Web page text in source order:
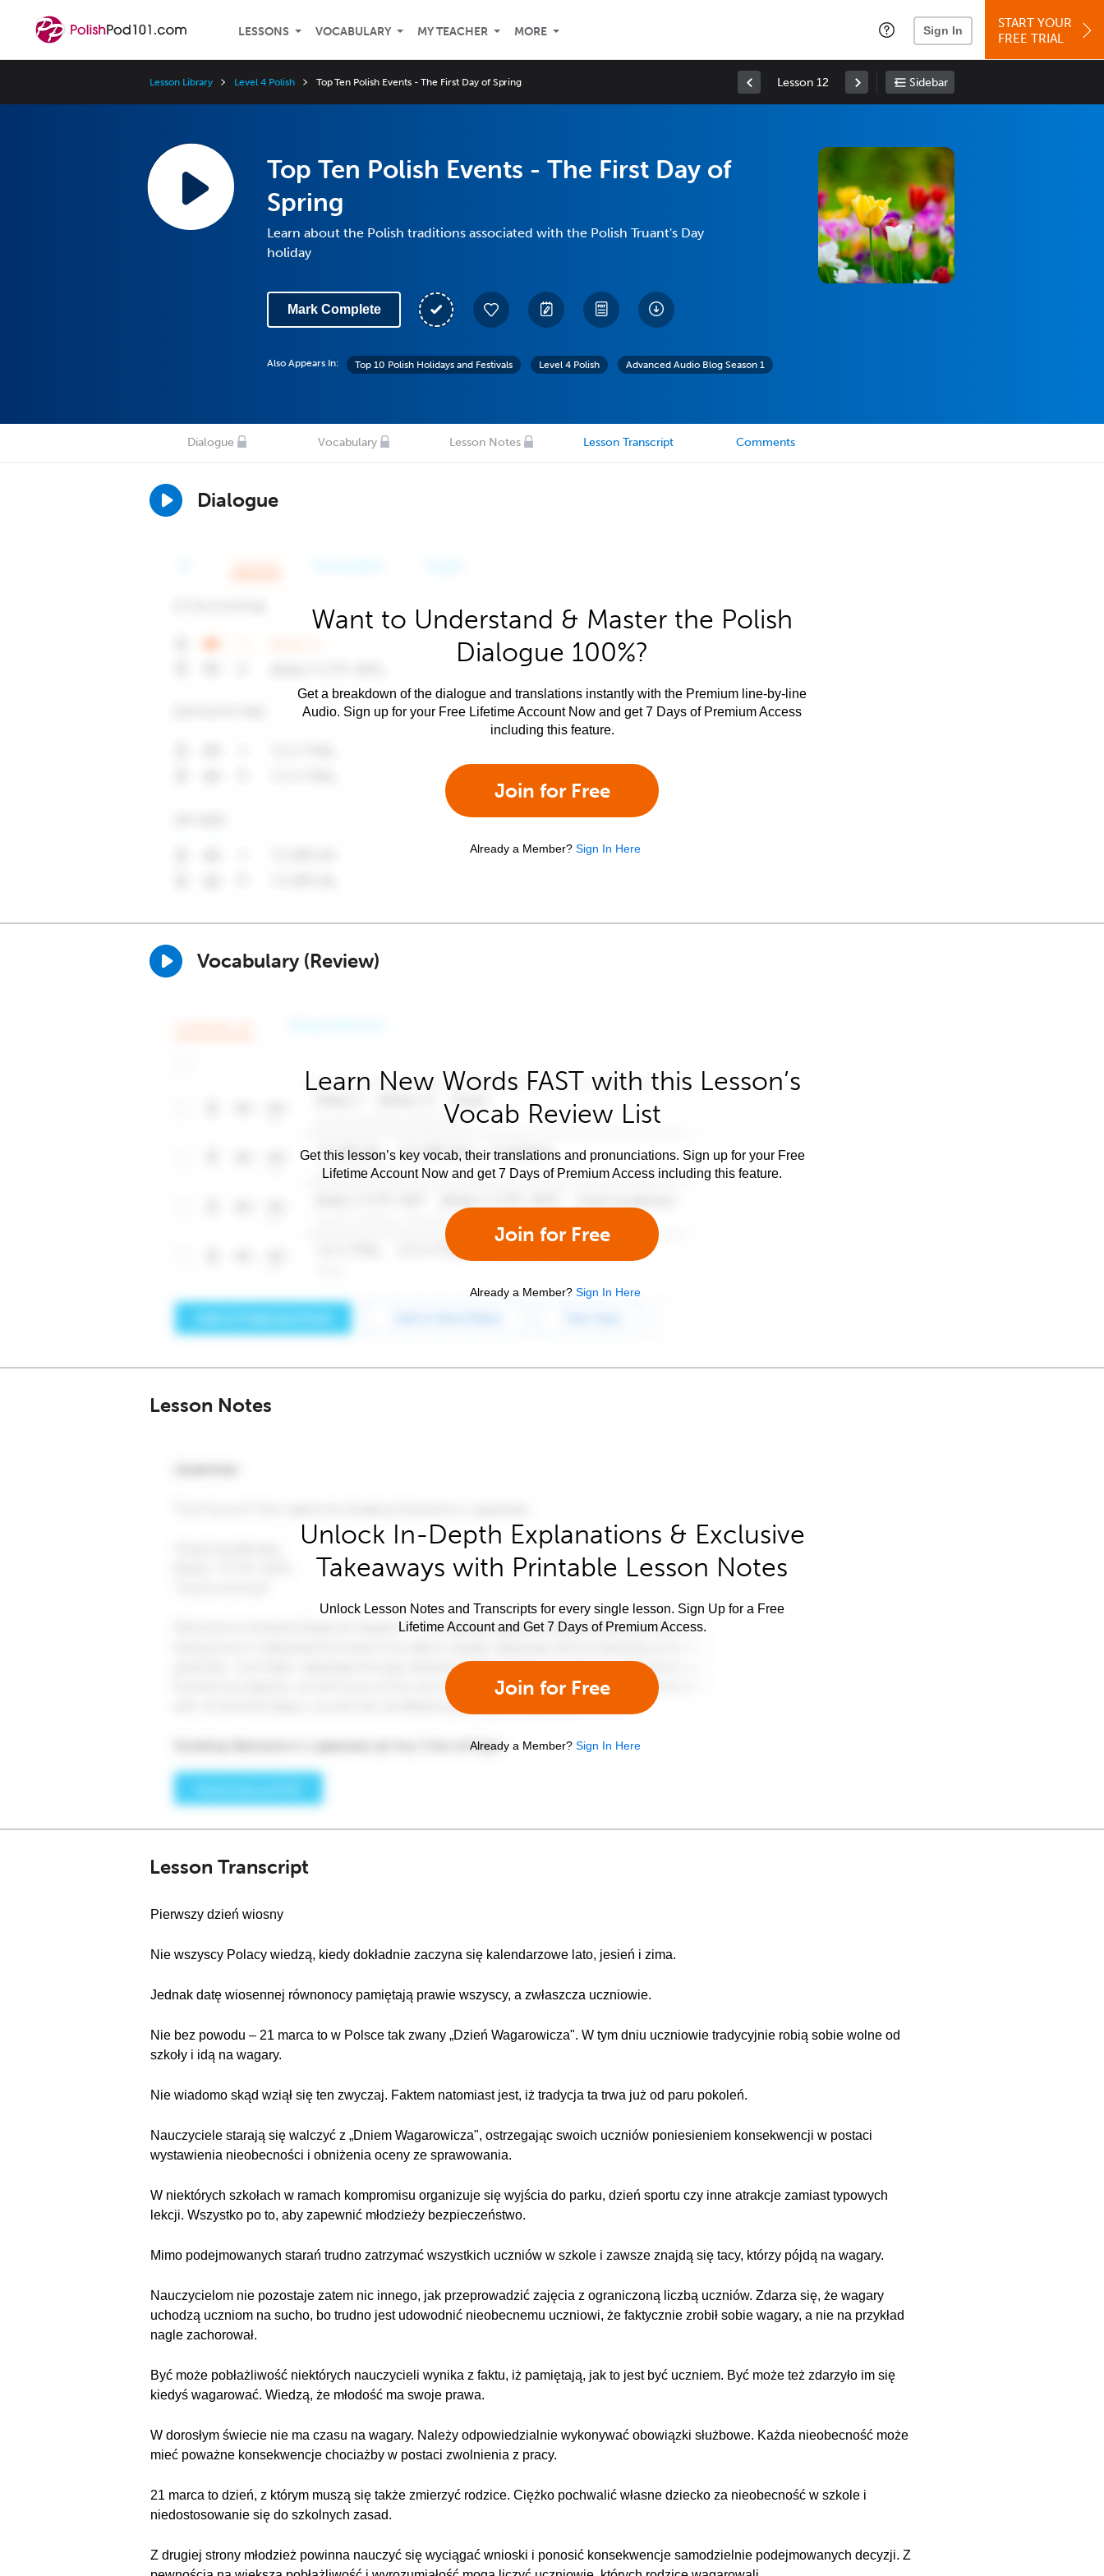
LESSONS VOCABULARY MY TEACHER MORE Sign In
START YOUR
FREE TRIAL
Lesson Library Level 4 Polish Top Ten Polish Events - The First Day of Spring Lesson 12 Sidebar
Top Ten Polish Events - The First Day of
Spring
Learn about the Polish traditions associated with the Polish Truant's Day
holiday
Mark Complete
Also Appears In: Top 10 Polish Holidays and Festivals Level 4 Polish Advanced Audio Blog Season 1
Dialogue Vocabulary Lesson Notes Lesson Transcript Comments
Dialogue
Want to Understand & Master the Polish
Dialogue 100%?
Get a breakdown of the dialogue and translations instantly with the Premium line-by-line
Audio. Sign up for your Free Lifetime Account Now and get 7 Days of Premium Access
including this feature.
Join for Free
Already a Member? Sign In Here
Vocabulary (Review)
Learn New Words FAST with this Lesson’s
Vocab Review List
Get this lesson’s key vocab, their translations and pronunciations. Sign up for your Free
Lifetime Account Now and get 7 Days of Premium Access including this feature.
Join for Free
Already a Member? Sign In Here
Lesson Notes
Unlock In-Depth Explanations & Exclusive
Takeaways with Printable Lesson Notes
Unlock Lesson Notes and Transcripts for every single lesson. Sign Up for a Free
Lifetime Account and Get 7 Days of Premium Access.
Join for Free
Already a Member? Sign In Here
Lesson Transcript
Pierwszy dzień wiosny
Nie wszyscy Polacy wiedzą, kiedy dokładnie zaczyna się kalendarzowe lato, jesień i zima.
Jednak datę wiosennej równonocy pamiętają prawie wszyscy, a zwłaszcza uczniowie.
Nie bez powodu – 21 marca to w Polsce tak zwany „Dzień Wagarowicza". W tym dniu uczniowie tradycyjnie robią sobie wolne od
szkoły i idą na wagary.
Nie wiadomo skąd wziął się ten zwyczaj. Faktem natomiast jest, iż tradycja ta trwa już od paru pokoleń.
Nauczyciele starają się walczyć z „Dniem Wagarowicza", ostrzegając swoich uczniów poniesieniem konsekwencji w postaci
wystawienia nieobecności i obniżenia oceny ze sprawowania.
W niektórych szkołach w ramach kompromisu organizuje się wyjścia do parku, dzień sportu czy inne atrakcje zamiast typowych
lekcji. Wszystko po to, aby zapewnić młodzieży bezpieczeństwo.
Mimo podejmowanych starań trudno zatrzymać wszystkich uczniów w szkole i zawsze znajdą się tacy, którzy pójdą na wagary.
Nauczycielom nie pozostaje zatem nic innego, jak przeprowadzić zajęcia z ograniczoną liczbą uczniów. Zdarza się, że wagary
uchodzą uczniom na sucho, bo trudno jest udowodnić nieobecnemu uczniowi, że faktycznie zrobił sobie wagary, a nie na przykład
nagle zachorował.
Być może pobłażliwość niektórych nauczycieli wynika z faktu, iż pamiętają, jak to jest być uczniem. Być może też zdarzyło im się
kiedyś wagarować. Wiedzą, że młodość ma swoje prawa.
W dorosłym świecie nie ma czasu na wagary. Należy odpowiedzialnie wykonywać obowiązki służbowe. Każda nieobecność może
mieć poważne konsekwencje chociażby w postaci zwolnienia z pracy.
21 marca to dzień, z którym muszą się także zmierzyć rodzice. Ciężko pochwalić własne dziecko za nieobecność w szkole i
niedostosowanie się do szkolnych zasad.
Z drugiej strony młodzież powinna nauczyć się wyciągać wnioski i ponosić konsekwencje samodzielnie podejmowanych decyzji. Z